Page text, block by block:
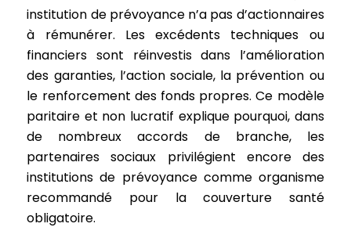
institution de prévoyance n’a pas d’actionnaires
à rémunérer. Les excédents techniques ou
financiers sont réinvestis dans l’amélioration
des garanties, l’action sociale, la prévention ou
le renforcement des fonds propres. Ce modèle
paritaire et non lucratif explique pourquoi, dans
de nombreux accords de branche, les
partenaires sociaux privilégient encore des
institutions de prévoyance comme organisme
recommandé pour la couverture santé
obligatoire.